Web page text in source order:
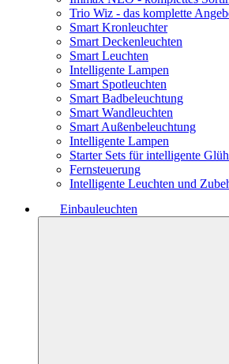
Trio Wiz - das komplette
Smart Kronleuchter
Smart Deckenleuchten
Smart Leuchten
Intelligente Lampen
Smart Spotleuchten
Smart Badbeleuchtung
Smart Wandleuchten
Smart Außenbeleuchtung
Intelligente Lampen
Starter Sets für intelligente
Fernsteuerung
Intelligente Leuchten und
Einbauleuchten